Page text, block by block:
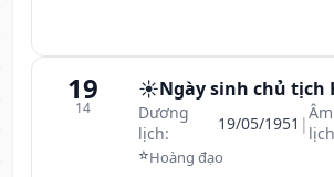
19
14
☀️Ngày sinh chủ tịch
Dương
lịch:
19/05/1951 |Âm
⭐Hoàng đạo